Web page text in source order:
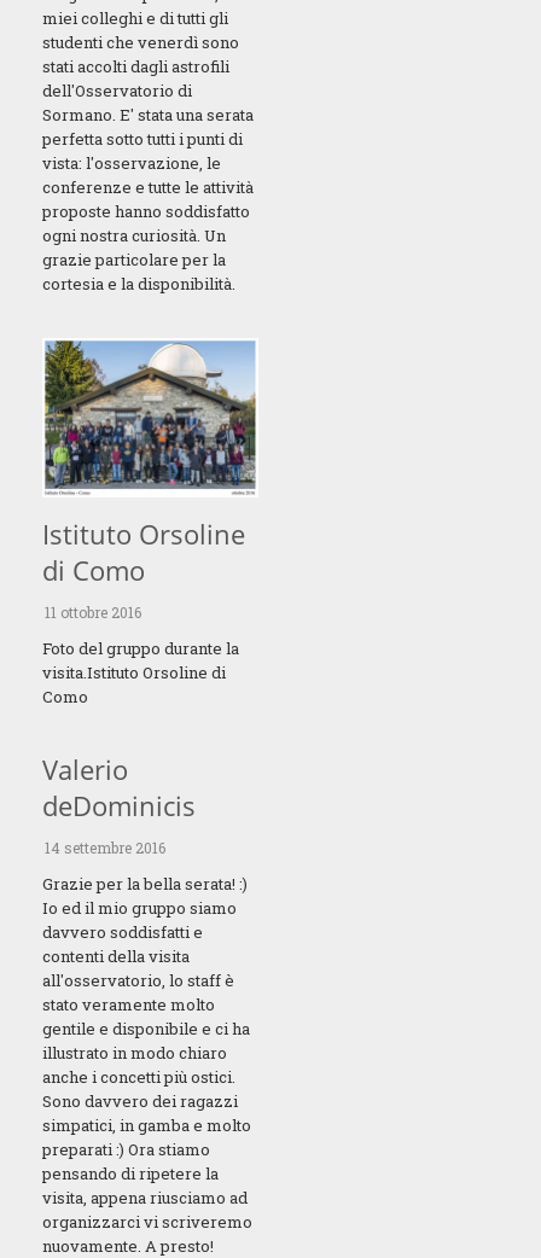
miei colleghi e di tutti gli
studenti che venerdì sono
stati accolti dagli astrofili
dell'Osservatorio di
Sormano. E' stata una serata
perfetta sotto tutti i punti di
vista: l'osservazione, le
conferenze e tutte le attività
proposte hanno soddisfatto
ogni nostra curiosità. Un
grazie particolare per la
cortesia e la disponibilità.
Istituto Orsoline
di Como
11 ottobre 2016
Foto del gruppo durante la
visita.Istituto Orsoline di
Como
Valerio
deDominicis
14 settembre 2016
Grazie per la bella serata! :)
Io ed il mio gruppo siamo
davvero soddisfatti e
contenti della visita
all'osservatorio, lo staff è
stato veramente molto
gentile e disponibile e ci ha
illustrato in modo chiaro
anche i concetti più ostici.
Sono davvero dei ragazzi
simpatici, in gamba e molto
preparati :) Ora stiamo
pensando di ripetere la
visita, appena riusciamo ad
organizzarci vi scriveremo
nuovamente. A presto!